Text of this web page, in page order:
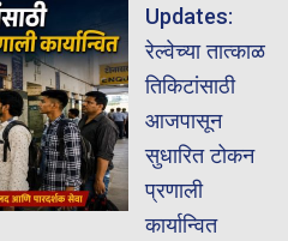
Updates:
रेल्वेच्या तात्काळ
तिकिटांसाठी
आजपासून
सुधारित टोकन
प्रणाली
कार्यान्वित